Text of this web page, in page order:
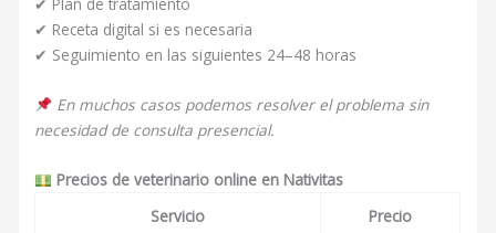
✔ Receta digital si es necesaria
✔ Seguimiento en las siguientes 24–48 horas
En muchos casos podemos resolver el problema sin
necesidad de consulta presencial.
Precios de veterinario online en Nativitas
Servicio
Precio